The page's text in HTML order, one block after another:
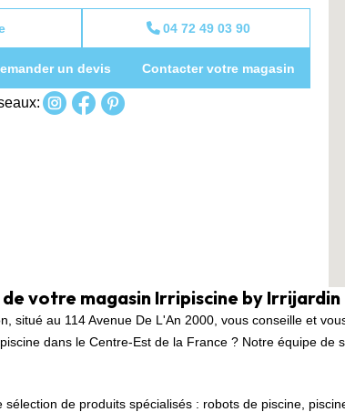
04 72 49 03 90
un devis Contacter votre magasin
votre magasin Irripiscine by
situé au 114 Avenue De L'An 2000, vous conseille et
dans le Centre-Est de la France ? Notre équipe
sélection de produits spécialisés : robots de piscine,